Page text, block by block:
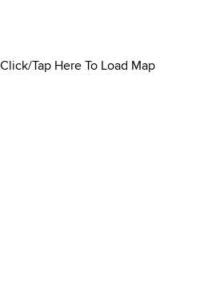
Click/Tap Here To Load Map